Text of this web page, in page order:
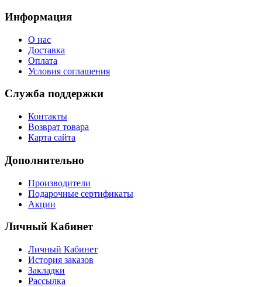
Информация
О нас
Доставка
Оплата
Условия соглашения
Служба поддержки
Контакты
Возврат товара
Карта сайта
Дополнительно
Производители
Подарочные сертификаты
Акции
Личный Кабинет
Личный Кабинет
История заказов
Закладки
Рассылка